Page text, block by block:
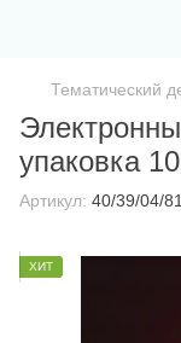
Тематический
упаковка
Артикул: 40/39/04/
ХИТ